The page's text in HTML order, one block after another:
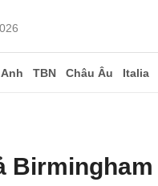
Anh TBN Châu Âu Italia